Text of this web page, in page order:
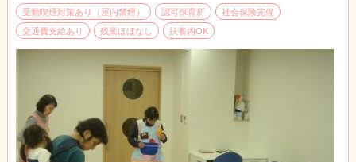
受動喫煙対策あり（屋内禁煙） 認可保育所
社会保険完備
交通費支給あり
残業ほぼなし 扶養内OK